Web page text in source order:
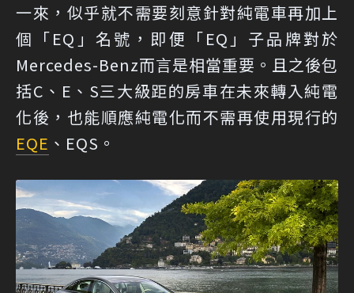
一來，似乎就不需要刻意針對純電車再加上
個「EQ」名號，即便「EQ」子品牌對於
Mercedes-Benz而言是相當重要。且之後包
括C、E、S三大級距的房車在未來轉入純電
化後，也能順應純電化而不需再使用現行的
EQE 、EQS。